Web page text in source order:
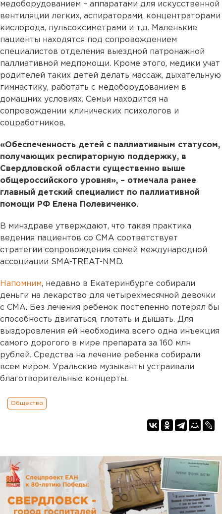
медоборудованием – аппаратами для искусственной
вентиляции легких, аспираторами, концентраторами
кислорода, пульсоксиметрами и т.д. Маленькие
пациенты находятся под сопровождением
специалистов отделения выездной патронажной
паллиативной медпомощи. Кроме этого, медики учат
родителей таких детей делать массаж, дыхательную
гимнастику, работать с медоборудованием в
домашних условиях. Семьи находится на
сопровождении клинических психологов и
соцработников.
«Обеспеченность детей с паллиативным статусом,
получающих респираторную поддержку, в
Свердловской области существенно выше
общероссийского уровня», – отмечала ранее
главный детский специалист по паллиативной
помощи РФ Елена Полевиченко.
В минздраве утверждают, что такая практика
ведения пациентов со СМА соответствует
стратегии сопровождения семей международной
ассоциации SMA-TREAT-NMD.
Напомним, недавно в Екатеринбурге собирали
деньги на лекарство для четырехмесячной девочки
с СМА. Без лечения ребенок постепенно потерял бы
способность двигаться, глотать и дышать. Для
выздоровления ей необходима всего одна инъекция
самого дорогого в мире препарата за 160 млн
рублей. Средства на лечение ребенка собирали
всем миром. Уральские музыканты устраивали
благотворительные концерты.
Общество